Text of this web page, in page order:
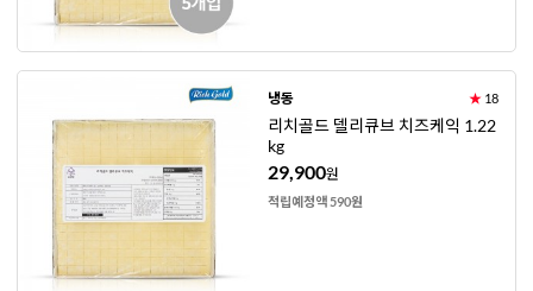
냉동 ★ 18
리치골드 델리큐브 치즈케익 1.22
kg
29,900원
적립예정액 590원